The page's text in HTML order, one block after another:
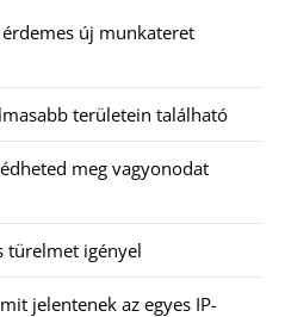
új munkateret
területein található
meg vagyonodat
türelmet igényel
jelentenek az egyes IP-